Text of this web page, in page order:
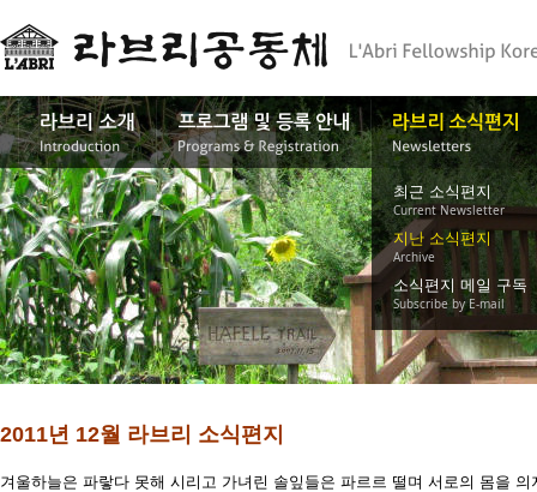
최근 소식편지
Current Newsletter
지난 소식편지
Archive
소식편지 메일 구독
Subscribe by E-mail
2011년 12월 라브리 소식편지
겨울하늘은 파랗다 못해 시리고 가녀린 솔잎들은 파르르 떨며 서로의 몸을 의